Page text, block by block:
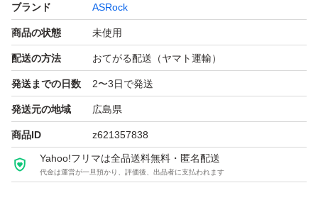
ブランド ASRock
商品の状態 未使用
配送の方法 おてがる配送（ヤマト運輸）
発送までの日数 2〜3日で発送
発送元の地域 広島県
商品ID z621357838
Yahoo!フリマは全品送料無料・匿名配送
代金は運営が一旦預かり、評価後、出品者に支払われます